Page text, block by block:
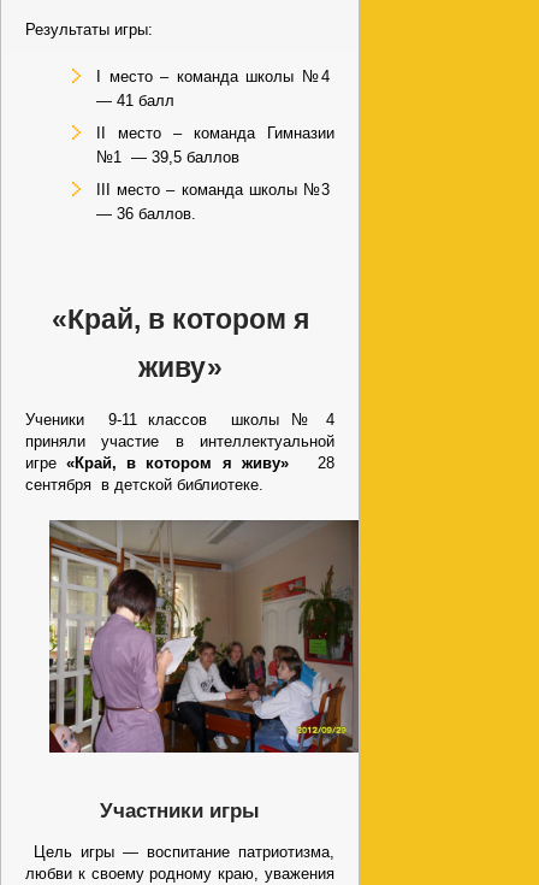
Результаты игры:
I место – команда школы №4
— 41 балл
II место – команда Гимназии
№1 — 39,5 баллов
III место – команда школы №3
— 36 баллов.
«Край, в котором я
живу»
Ученики 9-11 классов школы № 4
приняли участие в интеллектуальной
игре«Край, в котором я живу»28
сентября в детской библиотеке.
Участники игры
Цель игры — воспитание патриотизма,
любви к своему родному краю, уважения